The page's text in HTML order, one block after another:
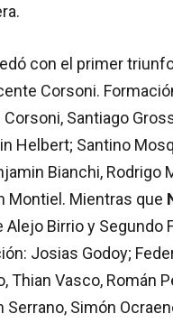
con el primer
Corsoni.
Santiago
Helbert; Santino
Bianchi, Rodrigo
Montiel. Mientras que
Alejo Birrio y Segundo
Josias Godoy;
Thian Vasco, Román
Serrano, Simón